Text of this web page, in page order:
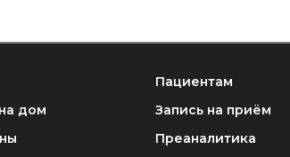
дом
Пациентам
Запись на приём
Преаналитика